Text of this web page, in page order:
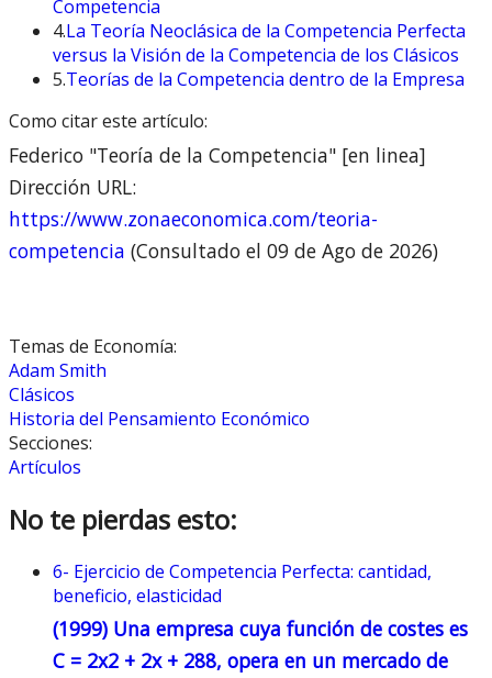
Competencia
4.La Teoría Neoclásica de la Competencia Perfecta
versus la Visión de la Competencia de los Clásicos
5.Teorías de la Competencia dentro de la Empresa
Como citar este artículo:
Federico "Teoría de la Competencia" [en linea]
Dirección URL:
https://www.zonaeconomica.com/teoria-
competencia (Consultado el 09 de Ago de 2026)
Temas de Economía:
Adam Smith
Clásicos
Historia del Pensamiento Económico
Secciones:
Artículos
No te pierdas esto:
6- Ejercicio de Competencia Perfecta: cantidad,
beneficio, elasticidad
(1999) Una empresa cuya función de costes es
C = 2x2 + 2x + 288, opera en un mercado de